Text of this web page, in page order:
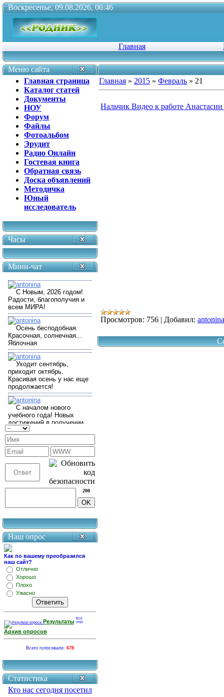
Воскресенье, 09.08.2026, 06:46
Главная
Меню сайта
Главная страница
Каталог статей
Документы
НОУ
Форум
Файлы
Фотоальбом
Эрудит
Радио Онлайн
Гостевая книга
Обратная связь
Доска объявлений
Методичка
Юный
исследователь
Часы
Мини-чат
200
Наш опрос
Как по вашему преобразился
наш сайт?
Отлично
Хорошо
Плохо
Ужасно
Результаты
Архив опросов
Всего голосовало: 678
Статистика
Кто нас сегодня посетил
Главная » 2015 » Февраль » 21
Нальчик Видео к работе
Просмотров: 756 | Добавил: antonina